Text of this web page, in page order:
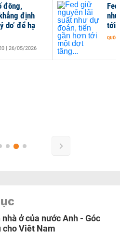
tới
QUỐC
đông,
định
do’ để hạ
| 26/05/2026
ở của nước Anh - Góc
Việt Nam